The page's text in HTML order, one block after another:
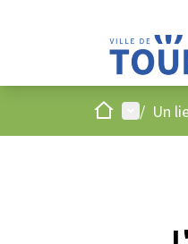
AccueilMenu
/ Un